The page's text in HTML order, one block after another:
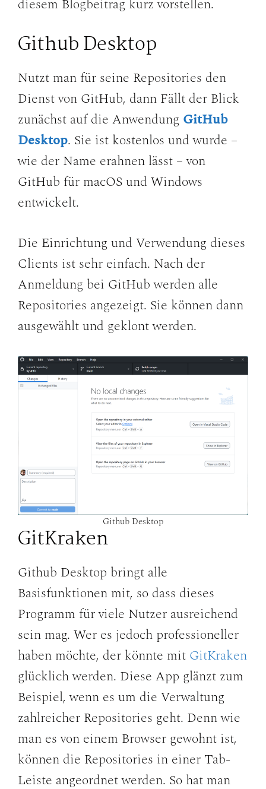
diesem Blogbeitrag kurz vorstellen.
Github Desktop
Nutzt man für seine Repositories den
Dienst von GitHub, dann Fällt der Blick
zunächst auf die Anwendung GitHub
Desktop. Sie ist kostenlos und wurde –
wie der Name erahnen lässt – von
GitHub für macOS und Windows
entwickelt.
Die Einrichtung und Verwendung dieses
Clients ist sehr einfach. Nach der
Anmeldung bei GitHub werden alle
Repositories angezeigt. Sie können dann
ausgewählt und geklont werden.
Github Desktop
GitKraken
Github Desktop bringt alle
Basisfunktionen mit, so dass dieses
Programm für viele Nutzer ausreichend
sein mag. Wer es jedoch professioneller
haben möchte, der könnte mit GitKraken
glücklich werden. Diese App glänzt zum
Beispiel, wenn es um die Verwaltung
zahlreicher Repositories geht. Denn wie
man es von einem Browser gewohnt ist,
können die Repositories in einer Tab-
Leiste angeordnet werden. So hat man